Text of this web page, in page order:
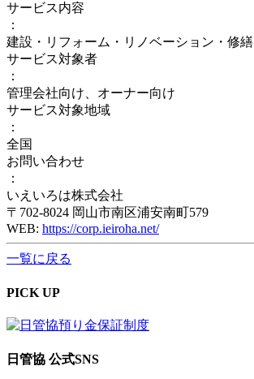
サービス内容
：
建設・リフォーム・リノベーション・修繕
サービス対象者
：
管理会社向け、オーナー向け
サービス対象地域
：
全国
お問い合わせ
：
いえいろは株式会社
〒702-8024 岡山市南区浦安南町579
WEB: https://corp.ieiroha.net/
一覧に戻る
PICK UP
日管協 公式SNS